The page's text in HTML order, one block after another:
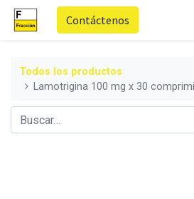
Contáctenos
Todos los productos
Lamotrigina 100 mg x 30